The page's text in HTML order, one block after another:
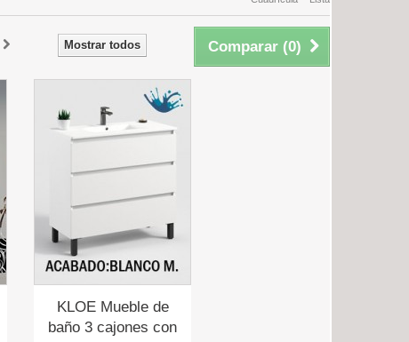
Comparar (0)
Mostrar todos
KLOE Mueble de
baño 3 cajones con